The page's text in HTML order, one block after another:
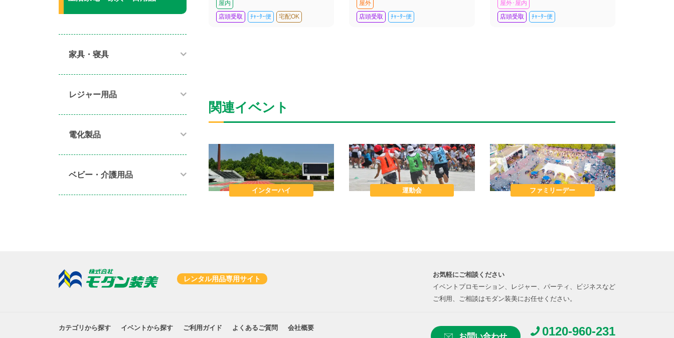
家具・寝具​
レジャー用品
電化製品​
ベビー・介護用品​
屋内
店頭受取
ﾁｬｰﾀｰ便 宅配OK
屋外
店頭受取
ﾁｬｰﾀｰ便
屋外･屋内
店頭受取
ﾁｬｰﾀｰ便
関連イベント
インターハイ 運動会 ファミリーデー
レンタル用品専用サイト
お気軽にご相談ください
イベントプロモーション、レジャー、パーティ、ビジネスなど
ご利用、ご相談はモダン装美にお任せください。
カテゴリから探す イベントから探す ご利用ガイド よくあるご質問 会社概要
お問い合わせ 0120-960-231